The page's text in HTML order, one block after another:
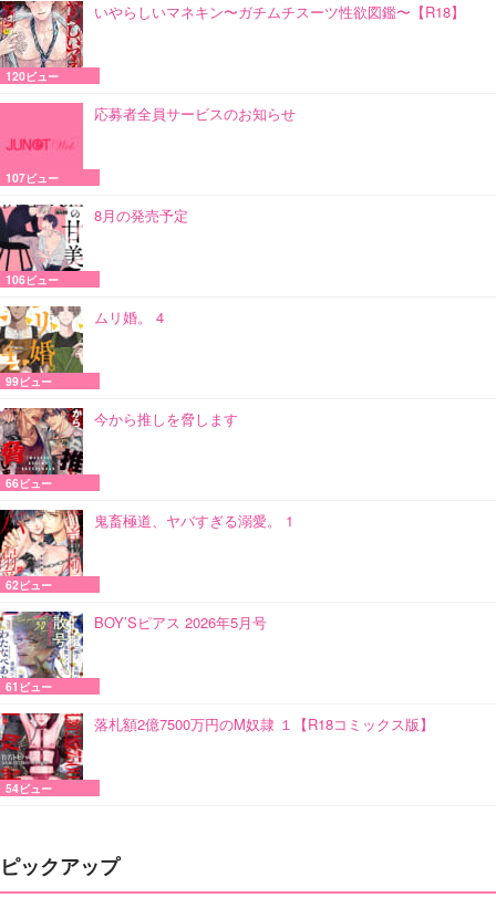
いやらしいマネキン〜ガチムチスーツ性欲図鑑〜【R18】
120ビュー
応募者全員サービスのお知らせ
107ビュー
8月の発売予定
106ビュー
ムリ婚。 4
99ビュー
今から推しを脅します
66ビュー
鬼畜極道、ヤバすぎる溺愛。 1
62ビュー
BOY’Sピアス 2026年5月号
61ビュー
落札額2億7500万円のM奴隷 １【R18コミックス版】
54ビュー
ピックアップ